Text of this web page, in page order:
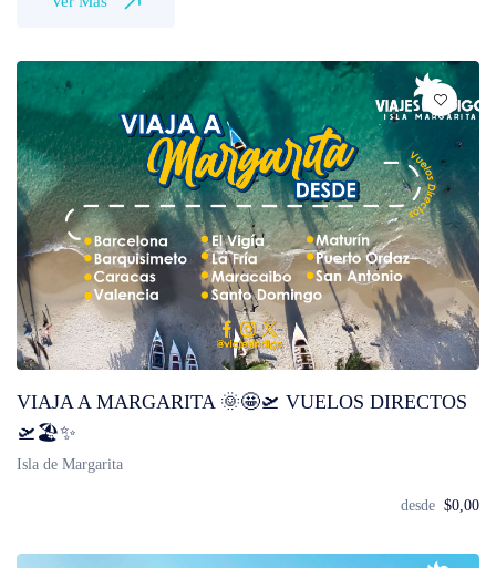
VIAJA A MARGARITA 🌞🤩🛫 VUELOS DIRECTOS
🛫🏖️✨
Isla de Margarita
desde $0,00